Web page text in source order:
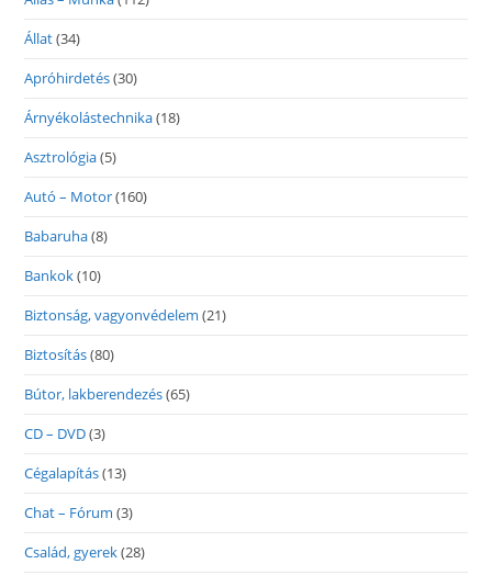
Állat(34)
Apróhirdetés(30)
Árnyékolástechnika(18)
Asztrológia(5)
Autó – Motor(160)
Babaruha(8)
Bankok(10)
Biztonság, vagyonvédelem (21)
Biztosítás(80)
Bútor, lakberendezés(65)
CD – DVD(3)
Cégalapítás(13)
Chat – Fórum (3)
Család, gyerek(28)